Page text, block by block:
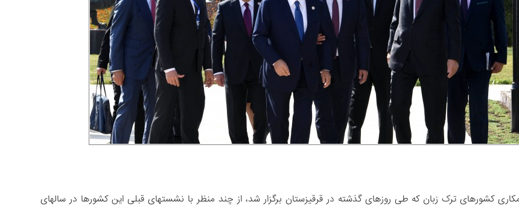
کشورهای ترک‌ زبان که طی روزهای گذشته در قرقیزستان برگزار شد، از چند منظر با نشستهای قبلی این کشورها در سالهای